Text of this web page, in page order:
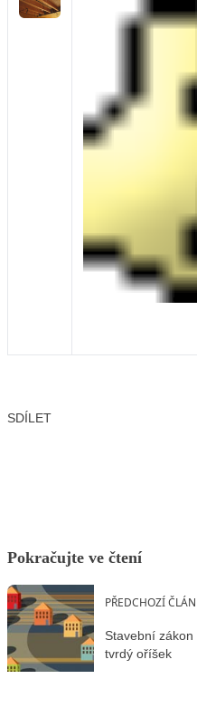
SDÍLET
Pokračujte ve čtení
PŘEDCHOZÍ
Stavební
tvrdý oříšek